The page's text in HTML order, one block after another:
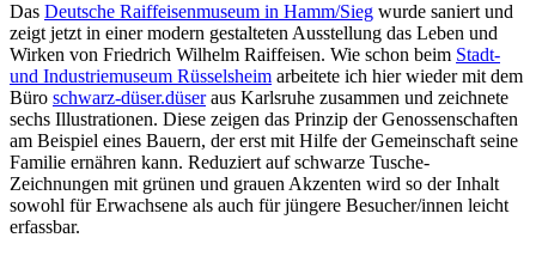
Das Deutsche Raiffeisenmuseum in Hamm/Sieg wurde saniert und
zeigt jetzt in einer modern gestalteten Ausstellung das Leben und
Wirken von Friedrich Wilhelm Raiffeisen. Wie schon beim Stadt-
und Industriemuseum Rüsselsheim arbeitete ich hier wieder mit dem
Büro schwarz-düser.düseraus Karlsruhe zusammen und zeichnete
sechs Illustrationen. Diese zeigen das Prinzip der Genossenschaften
am Beispiel eines Bauern, der erst mit Hilfe der Gemeinschaft seine
Familie ernähren kann. Reduziert auf schwarze Tusche-
Zeichnungen mit grünen und grauen Akzenten wird so der Inhalt
sowohl für Erwachsene als auch für jüngere Besucher/innen leicht
erfassbar.